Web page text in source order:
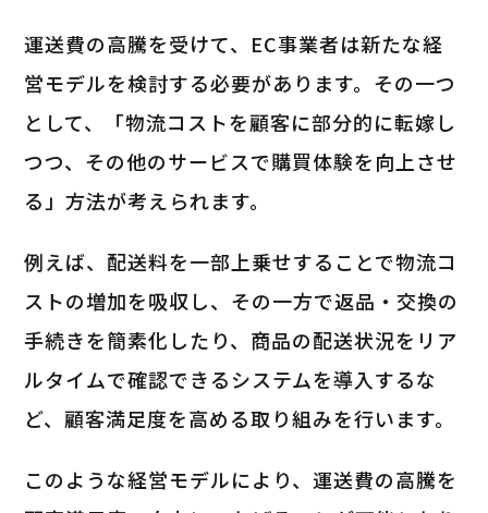
運送費の高騰を受けて、EC事業者は新たな経
営モデルを検討する必要があります。その一つ
として、「物流コストを顧客に部分的に転嫁し
つつ、その他のサービスで購買体験を向上させ
る」方法が考えられます。
例えば、配送料を一部上乗せすることで物流コ
ストの増加を吸収し、その一方で返品・交換の
手続きを簡素化したり、商品の配送状況をリア
ルタイムで確認できるシステムを導入するな
ど、顧客満足度を高める取り組みを行います。
このような経営モデルにより、運送費の高騰を